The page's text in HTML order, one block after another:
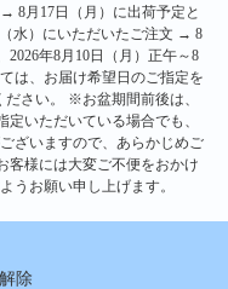
8月17日（月）に出荷予定と
水）にいただいたご注文 → 8
2026年8月10日（月）正午～8
は、お届け希望日のご指定を
さい。 ※お盆期間前後は、
いただいている場合でも、
ざいますので、あらかじめご
客様には大変ご不便をおかけ
うお願い申し上げます。
除